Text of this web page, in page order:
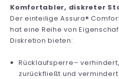
Komfortabler, diskreter
Der einteilige Assura®
hat eine Reihe von
Diskretion bieten:
Rücklaufsperre–
zurückfließt und